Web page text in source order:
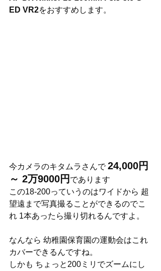
ED VR2をおすすめします。
今カメラのキタムラさんで 24,000円
～ 2万9000円 であります
この18-200っていうのはワイドから 超
望遠まで写真撮ることができるのでこ
れ 1本あったら撮り切れるんですよ。
なんなら 幼稚園保育園の運動会はこれ
カバーできるんですね。
しかも ちょっと200ミリでズームにし